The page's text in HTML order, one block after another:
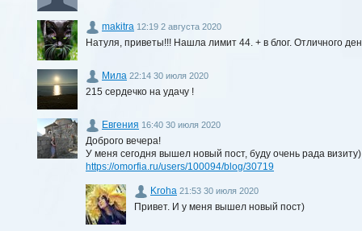
makitra 12:19 2 августа 2020
Натуля, приветы!!! Нашла лимит 44. + в блог. Отличного
Мила 22:14 30 июля 2020
215 сердечко на удачу !
Евгения 16:40 30 июля 2020
Доброго вечера!
У меня сегодня вышел новый пост, буду очень рада визиту)
https://omorfia.ru/users/100094/blog/30719
Kroha 21:53 30 июля 2020
Привет. И у меня вышел новый пост)